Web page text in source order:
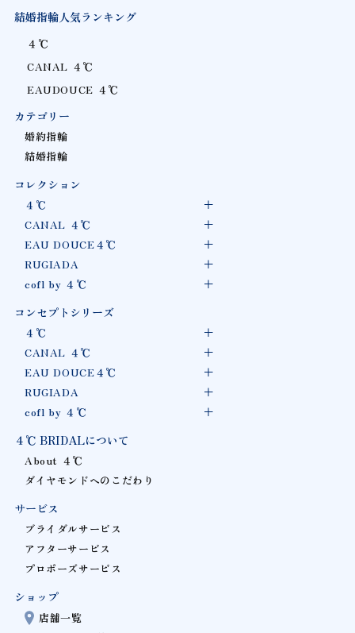
結婚指輪人気ランキング
４℃
CANAL ４℃
EAUDOUCE ４℃
カテゴリー
婚約指輪
結婚指輪
コレクション
４℃
CANAL ４℃
EAU DOUCE４℃
RUGIADA
cofl by ４℃
コンセプトシリーズ
４℃
CANAL ４℃
EAU DOUCE４℃
RUGIADA
cofl by ４℃
４℃ BRIDALについて
About ４℃
ダイヤモンドへのこだわり
サービス
ブライダルサービス
アフターサービス
プロポーズサービス
ショップ
店舗一覧